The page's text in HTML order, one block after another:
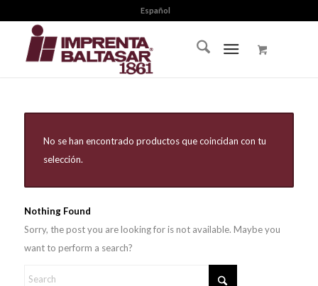
Español
No se han encontrado productos que coincidan con tu
selección.
Nothing Found
Sorry, the post you are looking for is not available. Maybe you
want to perform a search?